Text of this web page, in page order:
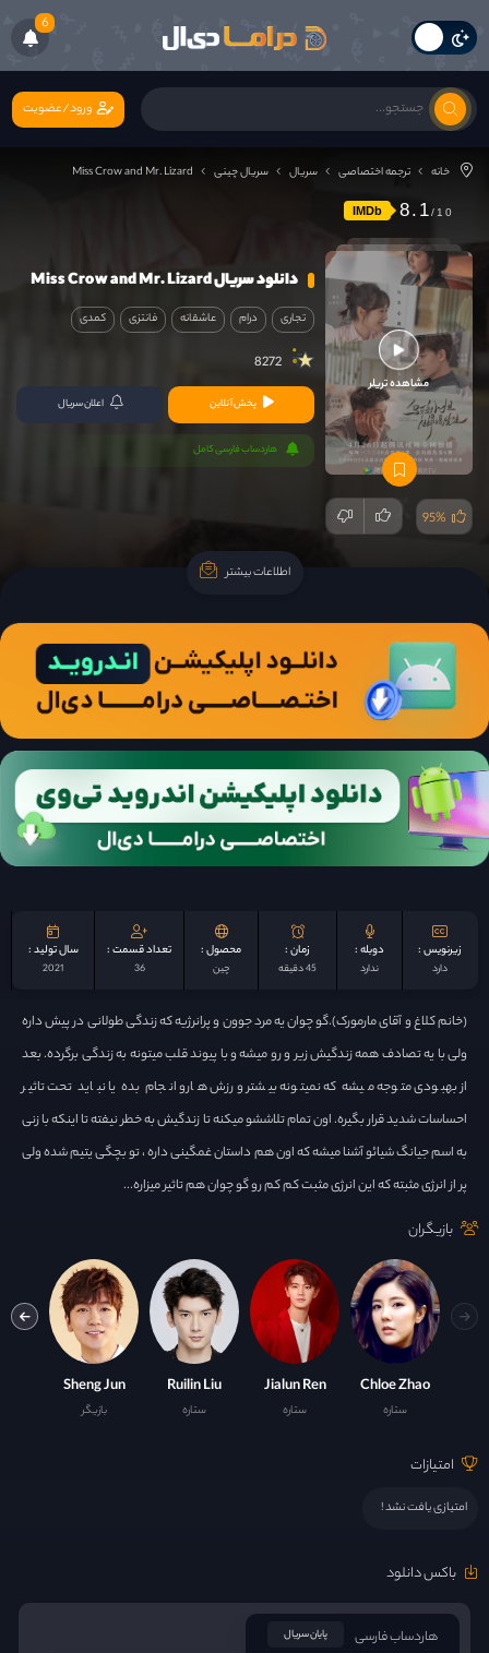
6
ورود/عضویت
خانه ترجمه اختصاصی سریال سریال چینی Miss Crow and Mr. Lizard
IMDb 8.1
مشاهده تریلر
95%
دانلود سریال Miss Crow and Mr. Lizard
تجاری درام عاشقانه فانتزی کمدی
8272
پخش آنلاین اعلان سریال
هاردساب فارسی کامل
اطلاعات بیشتر
زیرنویس :
دارد
دوبله :
ندارد
زمان :
45 دقیقه
محصول :
چين
تعداد قسمت :
36
سال تولید :
2021
(خانم کلاغ و آقای مارمورک).گو چوان یه مرد جوون و پرانرژیه که زندگی طولانی در پیش داره
ولی با یه تصادف همه زندگیش زیر و رو میشه و با پیوند قلب میتونه به زندگی برگرده. بعد
از بهبودی متوجه میشه که نمیتونه بیشتر ورزش هارو انجام بده یا نباید تحت تاثیر
احساسات شدید قرار بگیره. اون تمام تلاششو میکنه تا زندگیش به خطر نیفته تا اینکه با زنی
به اسم جیانگ شیائو آشنا میشه که اون هم داستان غمگینی داره ، تو بچگی یتیم شده ولی
پر از انرژی مثبته که این انرژی مثبت کم کم رو گو چوان هم تاثیر میزاره...
بازیگران
Chloe Zhao
ستاره
Jialun Ren
ستاره
Ruilin Liu
ستاره
Sheng Jun
بازیگر
امتیازات
امتیازی یافت نشد !
باکس دانلود
هاردساب فارسی پایان سریال